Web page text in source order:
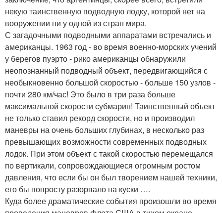
некую таинственную подводную лодку, которой нет на
вооружении ни у одной из стран мира.
С загадочными подводными аппаратами встречались и
американцы. 1963 год - во время военно-морских учений
у берегов пуэрто - рико американцы обнаружили
неопознанный подводный объект, передвигающийся с
необыкновенно большой скоростью - больше 150 узлов -
почти 280 км/час! Это было в три раза больше
максимальной скорости субмарин! Таинственный объект
не только ставил рекорд скорости, но и производил
маневры на очень больших глубинах, в несколько раз
превышающих возможности современных подводных
лодок. При этом объект с такой скоростью перемещался
по вертикали, сопровождающиеся огромным ростом
давления, что если бы он был творением нашей техники,
его бы попросту разорвало на куски ….
Куда более драматические события произошли во время